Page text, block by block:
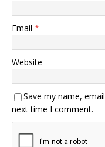
Email *
Website
Save my name,
next time I comment.